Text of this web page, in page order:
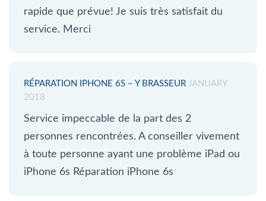
rapide que prévue! Je suis très satisfait du
service. Merci
RÉPARATION IPHONE 6S – Y BRASSEUR JANUARY
2018
Service impeccable de la part des 2
personnes rencontrées. A conseiller vivement
à toute personne ayant une problème iPad ou
iPhone 6s Réparation iPhone 6s